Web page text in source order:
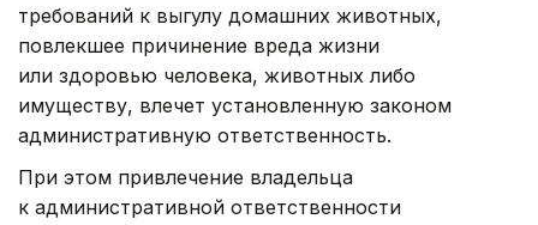
требований к выгулу домашних животных,
повлекшее причинение вреда жизни
или здоровью человека, животных либо
имуществу, влечет установленную законом
административную ответственность.
При этом привлечение владельца
к административной ответственности